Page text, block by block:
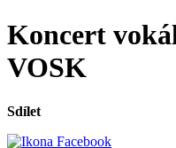
Koncert
VOSK
Sdílet